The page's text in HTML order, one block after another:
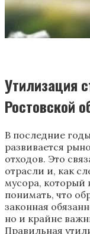
Утилизация
Ростовской
В последние
развивается
отходов. Это
отрасли и, как
мусора, который
понимать, что
законная
но и крайне
Правильная